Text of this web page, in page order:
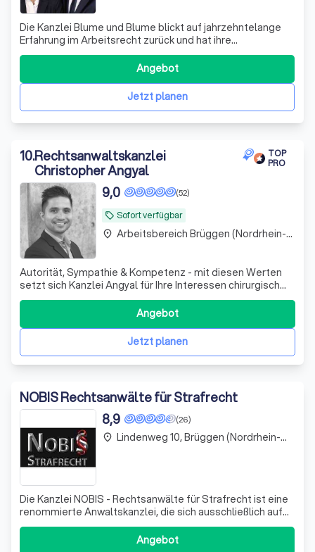
Die Kanzlei Blume und Blume blickt auf jahrzehntelange
Erfahrung im Arbeitsrecht zurück und hat ihre
Beratungsdienstleistungen im Laufe der Jahre auf
weitere Rechtsgebiete ausgedehnt. Neben der Beratung
im klassischen Arbeitsrecht bieten wir unsere
Dienstleistungen insbesondere im Dienstvertragsrech
Jetzt planen
Angebot
10.Rechtsanwaltskanzlei
Christopher Angyal
TOP
PRO
local_offer Sofort verfügbar
(52)
9,0
Autorität, Sympathie & Kompetenz - mit diesen Werten
setzt sich Kanzlei Angyal für Ihre Interessen chirurgisch
präzise und durchsetzungsstark ein.
Jetzt planen
Angebot
place Arbeitsbereich Brüggen (Nordrhein-Westfalen)
NOBIS Rechtsanwälte für Strafrecht
(26)
8,9
Die Kanzlei NOBIS - Rechtsanwälte für Strafrecht ist eine
renommierte Anwaltskanzlei, die sich ausschließlich auf
das Strafrecht spezialisiert hat. Mit unserer langjährigen
Erfahrung und unserem tiefgreifenden Fachwissen bieten
Angebot
place Lindenweg 10, Brüggen (Nordrhein-Westfalen)